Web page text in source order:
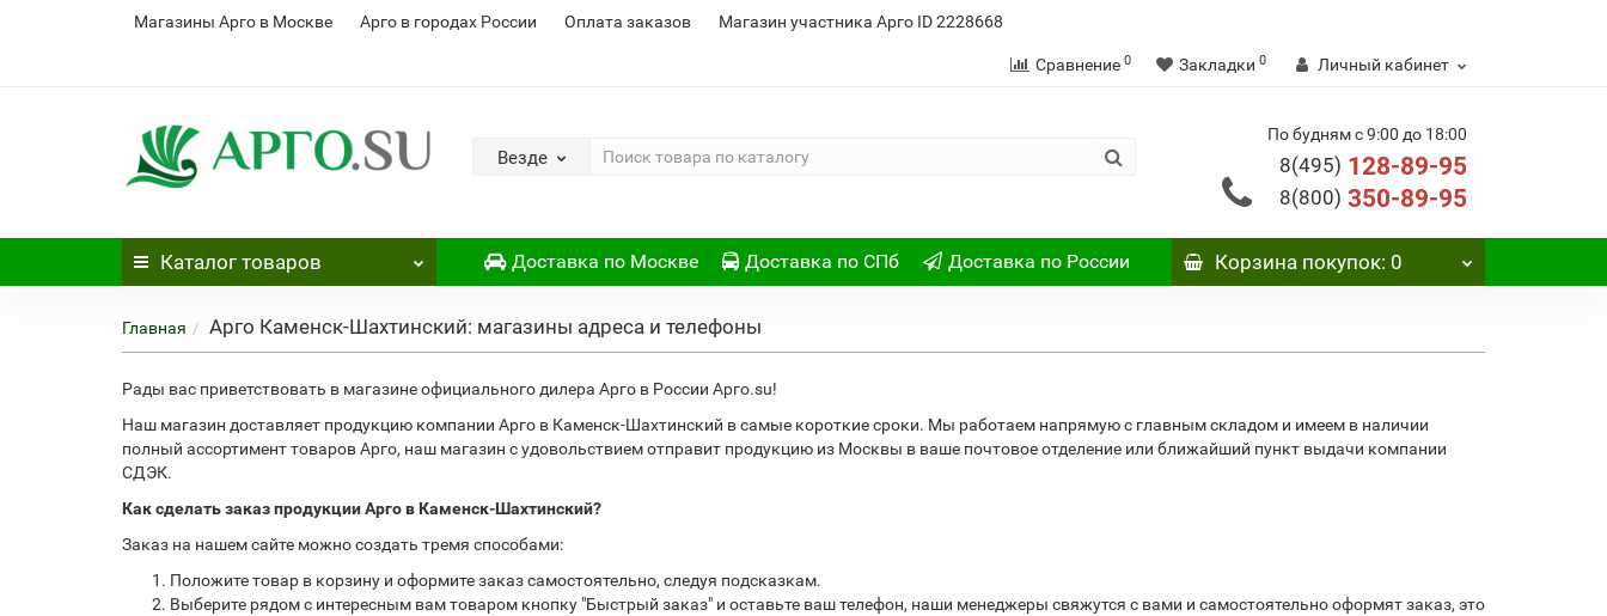
Магазины Арго в Москве Арго в городах России Оплата заказов Магазин участника Арго ID 2228668
Сравнение 0 Закладки 0 Личный кабинет
Везде
По будням с 9:00 до 18:00
8(495) 128-89-95
8(800) 350-89-95
Каталог товаров Доставка по Москве Доставка по СПб Доставка по России Корзинапокупок: 0
Главная Арго Каменск-Шахтинский: магазины адреса и телефоны
Рады вас приветствовать в магазине официального дилера Арго в России Арго.su!
Наш магазин доставляет продукцию компании Арго в Каменск-Шахтинский в самые короткие сроки. Мы работаем напрямую с главным складом и имеем в наличии
полный ассортимент товаров Арго, наш магазин с удовольствием отправит продукцию из Москвы в ваше почтовое отделение или ближайший пункт выдачи компании
СДЭК.
Как сделать заказ продукции Арго в Каменск-Шахтинский?
Заказ на нашем сайте можно создать тремя способами:
Положите товар в корзину и оформите заказ самостоятельно, следуя подсказкам.
Выберите рядом с интересным вам товаром кнопку "Быстрый заказ" и оставьте ваш телефон, наши менеджеры свяжутся с вами и самостоятельно оформят заказ, это